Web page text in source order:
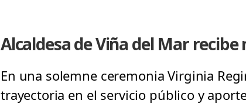
Alcaldesa de Viña del Mar
En una solemne ceremonia Virginia
trayectoria en el servicio público y